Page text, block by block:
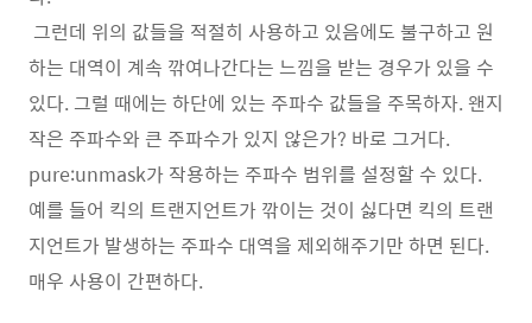
그런데 위의 값들을 적절히 사용하고 있음에도 불구하고 원
하는 대역이 계속 깎여나간다는 느낌을 받는 경우가 있을 수
있다. 그럴 때에는 하단에 있는 주파수 값들을 주목하자. 왠지
작은 주파수와 큰 주파수가 있지 않은가? 바로 그거다.
pure:unmask가 작용하는 주파수 범위를 설정할 수 있다.
예를 들어 킥의 트랜지언트가 깎이는 것이 싫다면 킥의 트랜
지언트가 발생하는 주파수 대역을 제외해주기만 하면 된다.
매우 사용이 간편하다.